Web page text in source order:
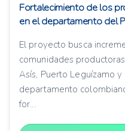
Fortalecimiento de los
en el departamento del
El proyecto busca
comunidades
Asís, Puerto Leguízamo
departamento
for...